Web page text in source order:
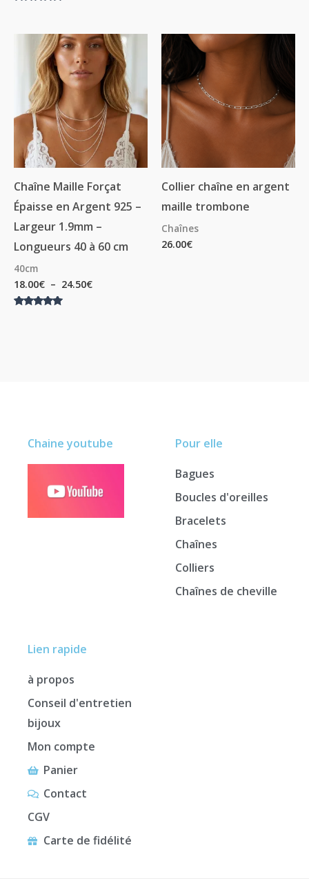
Chaîne Maille Forçat
Épaisse en Argent 925 –
Largeur 1.9mm –
Longueurs 40 à 60 cm
40cm
18.00€ – 24.50€
Plage
de
prix :
18.00€
à
24.50€
Collier chaîne en argent
maille trombone
Chaînes
26.00€
Lien rapide
à propos
Conseil d'entretien
bijoux
Mon compte
Panier
Contact
CGV
Carte de fidélité
Pour elle
Bagues
Boucles d'oreilles
Bracelets
Chaînes
Colliers
Chaînes de cheville
Chaine youtube